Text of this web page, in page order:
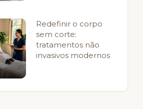
Redefinir o corpo
sem corte:
tratamentos não
invasivos modernos